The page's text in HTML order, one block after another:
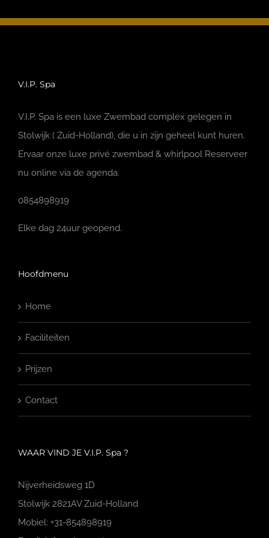
V.I.P. Spa
V.I.P. Spa is een luxe Zwembad complex gelegen in
Stolwijk ( Zuid-Holland), die u in zijn geheel kunt huren.
Ervaar onze luxe privé zwembad & whirlpool Reserveer
nu online via de agenda.
0854898919
Elke dag 24uur geopend.
Hoofdmenu
Home
Faciliteiten
Prijzen
Contact
WAAR VIND JE V.I.P. Spa ?
Nijverheidsweg 1D
Stolwijk 2821AV Zuid-Holland
Mobiel: +31-854898919